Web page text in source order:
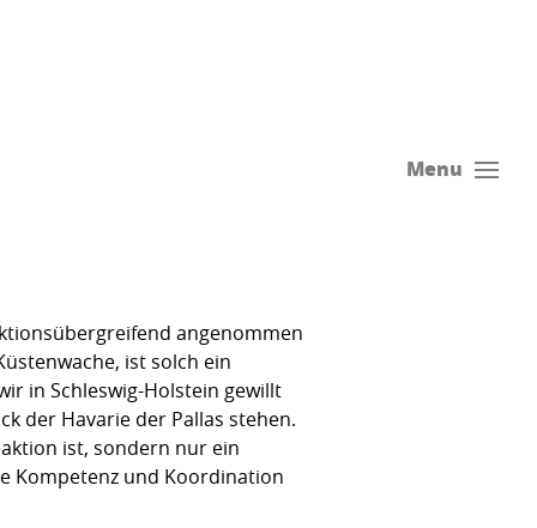
Menu
angenommen
ist solch ein
in Schleswig-Holstein gewillt
der Havarie der Pallas stehen.
ist, sondern nur ein
Kompetenz und Koordination